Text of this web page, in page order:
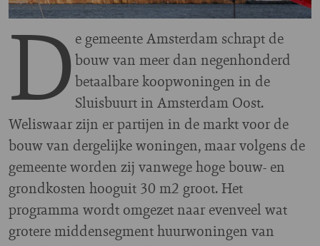
D e gemeente Amsterdam schrapt de
bouw van meer dan negenhonderd
betaalbare koopwoningen in de
Sluisbuurt in Amsterdam Oost.
Weliswaar zijn er partijen in de markt voor de
bouw van dergelijke woningen, maar volgens de
gemeente worden zij vanwege hoge bouw- en
grondkosten hooguit 30 m2 groot. Het
programma wordt omgezet naar evenveel wat
grotere middensegment huurwoningen van